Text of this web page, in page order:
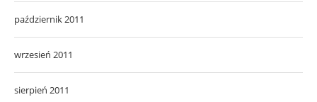
październik 2011
wrzesień 2011
sierpień 2011